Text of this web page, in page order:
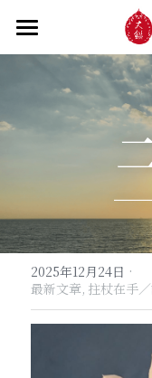
首頁
關於大鑑
成立緣起與
道場內景
入會申請
．梁寒衣
自畫像
．兩座山
．華嚴
．雨季
梁寒衣著作
他方之眼（
芳嚴無涯/消
行向圓覺/課
教法/文章/思潮
華嚴智海/教
宗門之眼/經
線上聆聽
【道德經】
行道瓔珞
2025年12月24日 ·
最新文章, 拄杖在手